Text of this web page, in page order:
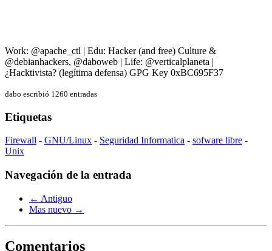
Work: @apache_ctl | Edu: Hacker (and free) Culture &
@debianhackers, @daboweb | Life: @verticalplaneta |
¿Hacktivista? (legítima defensa) GPG Key 0xBC695F37
dabo escribió 1260 entradas
Etiquetas
Firewall - GNU/Linux - Seguridad Informatica - sofware libre -
Unix
Navegación de la entrada
← Antiguo
Mas nuevo →
Comentarios